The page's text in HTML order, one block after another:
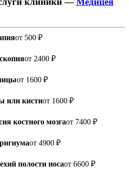
от 500 ₽
от 2400 ₽
от 1600 ₽
или кистиот 1600 ₽
костного мозгаот 7400 ₽
от 4900 ₽
полости носаот 6600 ₽